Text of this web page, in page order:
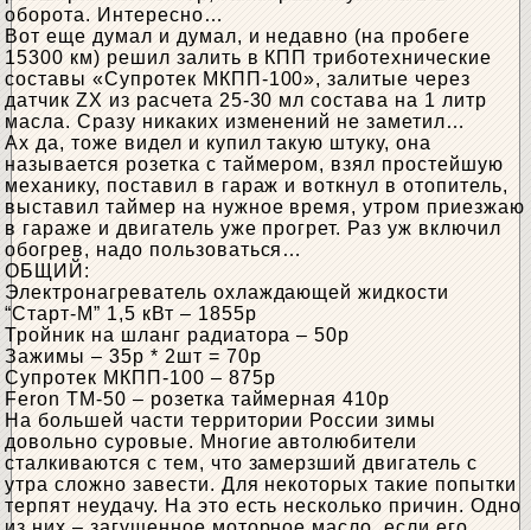
оборота. Интересно…
Вот еще думал и думал, и недавно (на пробеге
15300 км) решил залить в КПП триботехнические
составы «Супротек МКПП-100», залитые через
датчик ZX из расчета 25-30 мл состава на 1 литр
масла. Сразу никаких изменений не заметил…
Ах да, тоже видел и купил такую ​​штуку, она
называется розетка с таймером, взял простейшую
механику, поставил в гараж и воткнул в отопитель,
выставил таймер на нужное время, утром приезжаю
в гараже и двигатель уже прогрет. Раз уж включил
обогрев, надо пользоваться…
ОБЩИЙ:
Электронагреватель охлаждающей жидкости
“Старт-М” 1,5 кВт – 1855р
Тройник на шланг радиатора – 50р
Зажимы – 35р * 2шт = 70р
Супротек МКПП-100 – 875р
Feron TM-50 – розетка таймерная 410р
На большей части территории России зимы
довольно суровые. Многие автолюбители
сталкиваются с тем, что замерзший двигатель с
утра сложно завести. Для некоторых такие попытки
терпят неудачу. На это есть несколько причин. Одно